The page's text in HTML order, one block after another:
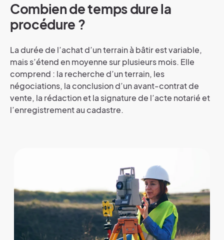
Combien de temps dure la
procédure ?
La durée de l’achat d’un terrain à bâtir est variable,
mais s’étend en moyenne sur plusieurs mois. Elle
comprend : la recherche d’un terrain, les
négociations, la conclusion d’un avant-contrat de
vente, la rédaction et la signature de l’acte notarié et
l’enregistrement au cadastre.